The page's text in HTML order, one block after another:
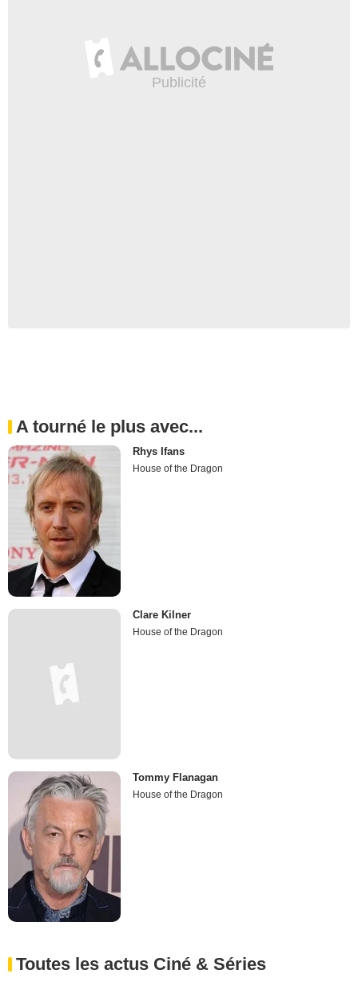
A tourné le plus avec...
Rhys Ifans
House of the Dragon
Clare Kilner
House of the Dragon
Tommy Flanagan
House of the Dragon
Toutes les actus Ciné & Séries